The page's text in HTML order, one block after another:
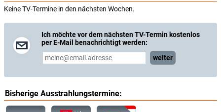
Keine TV-Termine in den nächsten Wochen.
Ich möchte vor dem nächsten TV-Termin kostenlos
per E-Mail benachrichtigt werden:
weiter
Bisherige Ausstrahlungstermine: